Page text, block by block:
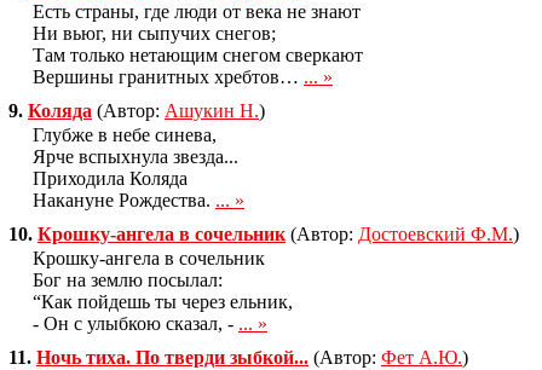
Есть страны, где люди от века не знают
Ни вьюг, ни сыпучих снегов;
Там только нетающим снегом сверкают
Вершины гранитных хребтов… ... »
9. Коляда (Автор: Ашукин Н.)
Глубже в небе синева,
Ярче вспыхнула звезда...
Приходила Коляда
Накануне Рождества. ... »
10. Крошку-ангела в сочельник (Автор: Достоевский Ф.М.)
Крошку-ангела в сочельник
Бог на землю посылал:
“Как пойдешь ты через ельник,
- Он с улыбкою сказал, - ... »
11. Ночь тиха. По тверди зыбкой... (Автор: Фет А.Ю.)